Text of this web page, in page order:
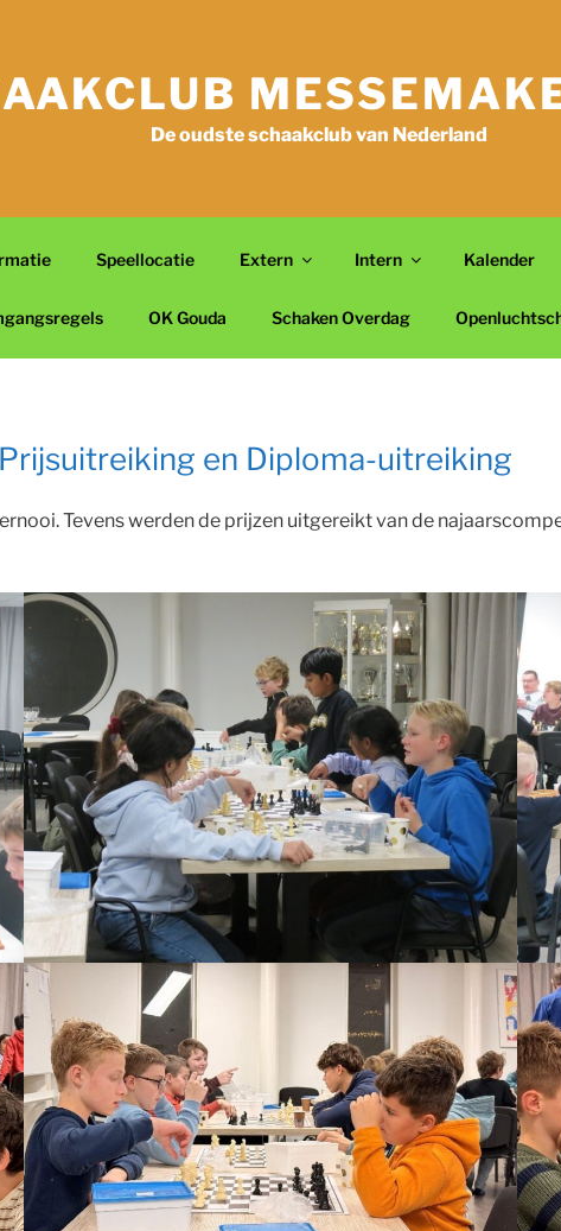
De oudste schaakclub van Nederland
Speellocatie Extern Intern Kalender
OK Gouda Schaken Overdag
en Diploma-uitreiking
Tevens werden de prijzen uitgereikt van de